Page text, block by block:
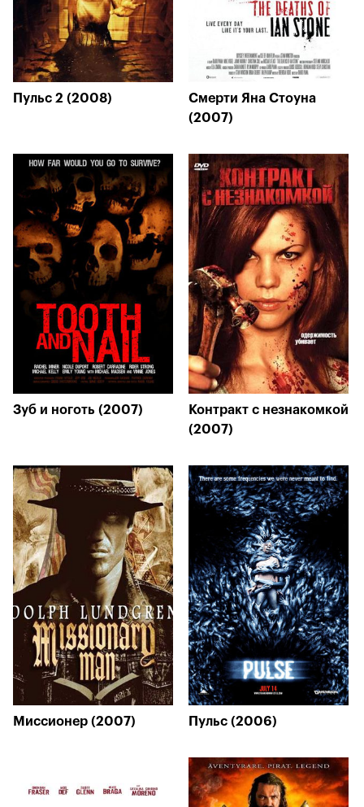
Пульс 2 (2008)
Смерти Яна Стоуна
(2007)
Зуб и ноготь (2007)
Контракт с незнакомкой
(2007)
Миссионер (2007) Пульс (2006)